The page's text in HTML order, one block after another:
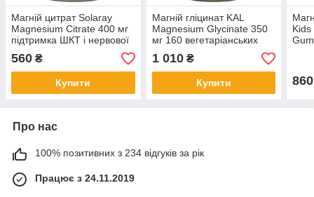
Магній цитрат Solaray
Magnesium Citrate 400 мг
підтримка ШКТ і нервової
системи 90
вегетаріанських капсул
560 ₴
Купити
Магній гліцинат KAL
Magnesium Glycinate 350
мг 160 вегетаріанських
капсул
1 010₴
Купити 860
Про нас
100% позитивних з 234 відгуків за рік
Працює з 24.11.2019